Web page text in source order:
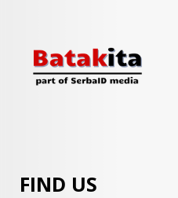
FIND US